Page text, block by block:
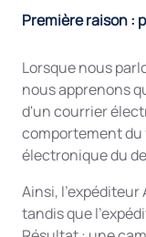
Première raison :
Lorsque nous
nous apprenons
d'un courrier
comportement
électronique du
Ainsi, l'expéditeur
tandis que